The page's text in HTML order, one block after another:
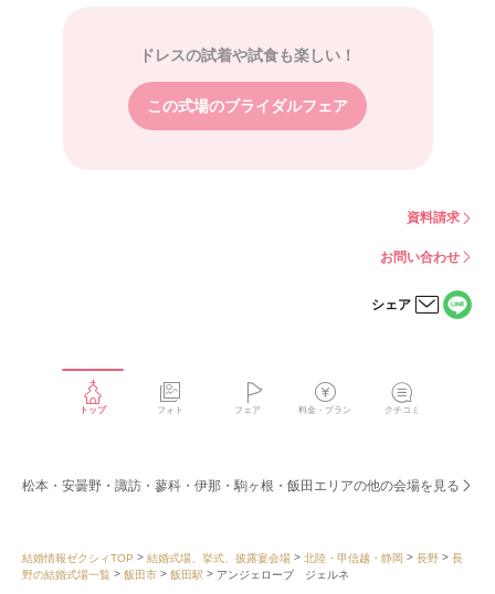
ドレスの試着や試食も楽しい！
この式場のブライダルフェア
資料請求
お問い合わせ
シェア
る
トップ フォト フェア 料金・プラン クチコミ
松本・安曇野・諏訪・蓼科・伊那・駒ヶ根・飯田エリアの他の会場を見る
結婚情報ゼクシィTOP 結婚式場、挙式、披露宴会場 北陸・甲信越・静岡 長野
長
野の結婚式場一覧
飯田市 飯田駅 アンジェローブ ジェルネ